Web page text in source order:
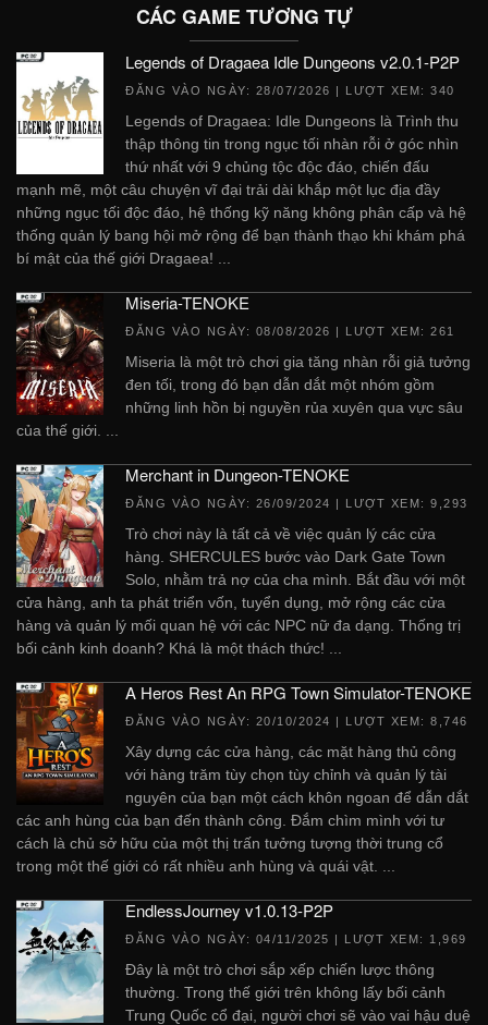
CÁC GAME TƯƠNG TỰ
Legends of Dragaea Idle Dungeons v2.0.1-P2P
ĐĂNG VÀO NGÀY: 28/07/2026 | LƯỢT XEM: 340
Legends of Dragaea: Idle Dungeons là Trình thu
thập thông tin trong ngục tối nhàn rỗi ở góc nhìn
thứ nhất với 9 chủng tộc độc đáo, chiến đấu
mạnh mẽ, một câu chuyện vĩ đại trải dài khắp một lục địa đầy
những ngục tối độc đáo, hệ thống kỹ năng không phân cấp và hệ
thống quản lý bang hội mở rộng để bạn thành thạo khi khám phá
bí mật của thế giới Dragaea! ...
Miseria-TENOKE
ĐĂNG VÀO NGÀY: 08/08/2026 | LƯỢT XEM: 261
Miseria là một trò chơi gia tăng nhàn rỗi giả tưởng
đen tối, trong đó bạn dẫn dắt một nhóm gồm
những linh hồn bị nguyền rủa xuyên qua vực sâu
của thế giới. ...
Merchant in Dungeon-TENOKE
ĐĂNG VÀO NGÀY: 26/09/2024 | LƯỢT XEM: 9,293
Trò chơi này là tất cả về việc quản lý các cửa
hàng. SHERCULES bước vào Dark Gate Town
Solo, nhằm trả nợ của cha mình. Bắt đầu với một
cửa hàng, anh ta phát triển vốn, tuyển dụng, mở rộng các cửa
hàng và quản lý mối quan hệ với các NPC nữ đa dạng. Thống trị
bối cảnh kinh doanh? Khá là một thách thức! ...
A Heros Rest An RPG Town Simulator-TENOKE
ĐĂNG VÀO NGÀY: 20/10/2024 | LƯỢT XEM: 8,746
Xây dựng các cửa hàng, các mặt hàng thủ công
với hàng trăm tùy chọn tùy chỉnh và quản lý tài
nguyên của bạn một cách khôn ngoan để dẫn dắt
các anh hùng của bạn đến thành công. Đắm chìm mình với tư
cách là chủ sở hữu của một thị trấn tưởng tượng thời trung cổ
trong một thế giới có rất nhiều anh hùng và quái vật. ...
EndlessJourney v1.0.13-P2P
ĐĂNG VÀO NGÀY: 04/11/2025 | LƯỢT XEM: 1,969
Đây là một trò chơi sắp xếp chiến lược thông
thường. Trong thế giới trên không lấy bối cảnh
Trung Quốc cổ đại, người chơi sẽ vào vai hậu duệ